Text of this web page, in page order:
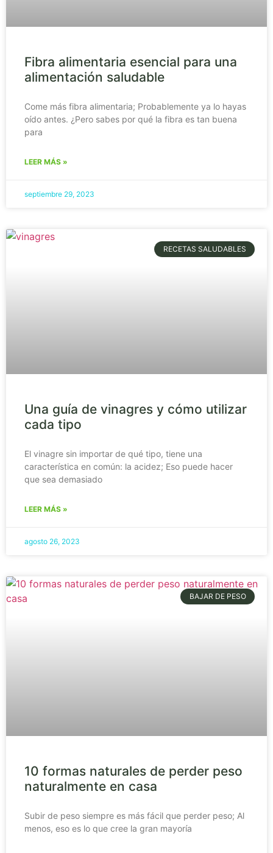
Fibra alimentaria esencial para una
alimentación saludable
Come más fibra alimentaria; Probablemente ya lo hayas
oído antes. ¿Pero sabes por qué la fibra es tan buena
para
LEER MÁS »
septiembre 29, 2023
RECETAS SALUDABLES
Una guía de vinagres y cómo utilizar
cada tipo
El vinagre sin importar de qué tipo, tiene una
característica en común: la acidez; Eso puede hacer
que sea demasiado
LEER MÁS »
agosto 26, 2023
BAJAR DE PESO
10 formas naturales de perder peso
naturalmente en casa
Subir de peso siempre es más fácil que perder peso; Al
menos, eso es lo que cree la gran mayoría